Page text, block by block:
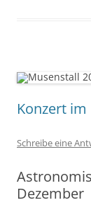
Konzert
Schreibe eine
Dezember